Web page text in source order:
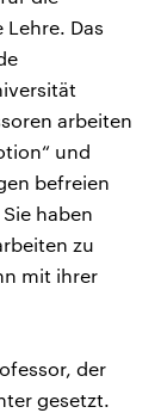
Das
arbeiten
und
befreien
haben
zu
mit ihrer
der
gesetzt.